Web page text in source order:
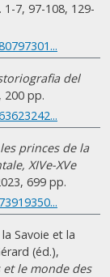
1-7, 97-108, 129-
del
200 pp.
princes de la
XIVe-XVe
699 pp.
Savoie et la
(éd.),
et le monde des